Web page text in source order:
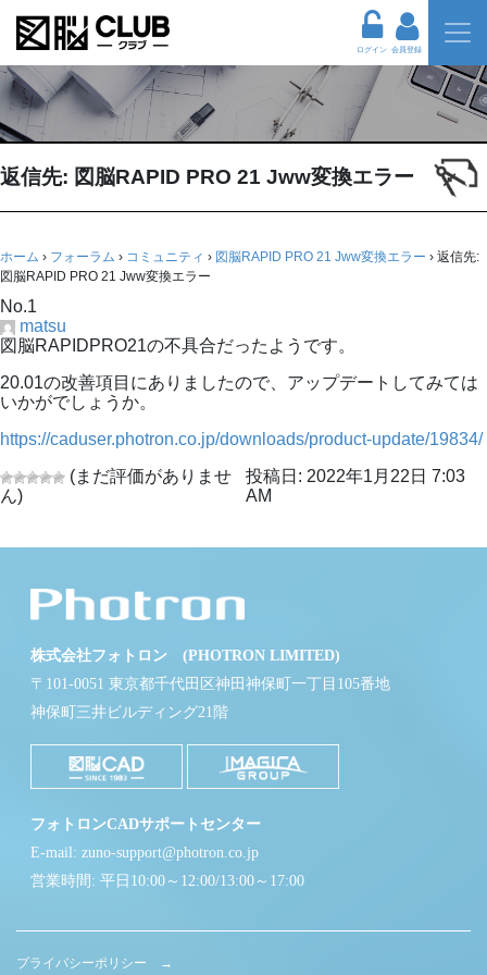
ログイン 会員登録
返信先: 図脳RAPID PRO 21 Jww変換エラー
ホーム › フォーラム › コミュニティ › 図脳RAPID PRO 21 Jww変換エラー › 返信先:
図脳RAPID PRO 21 Jww変換エラー
No.1
matsu
図脳RAPIDPRO21の不具合だったようです。
20.01の改善項目にありましたので、アップデートしてみては
いかがでしょうか。
https://caduser.photron.co.jp/downloads/product-update/19834/
(まだ評価がありませ
ん)
投稿日: 2022年1月22日 7:03
AM
株式会社フォトロン (PHOTRON LIMITED)
〒101-0051 東京都千代田区神田神保町一丁目105番地
神保町三井ビルディング21階
フォトロンCADサポートセンター
E-mail: zuno-support@photron.co.jp
営業時間: 平日10:00～12:00/13:00～17:00
プライバシーポリシー →